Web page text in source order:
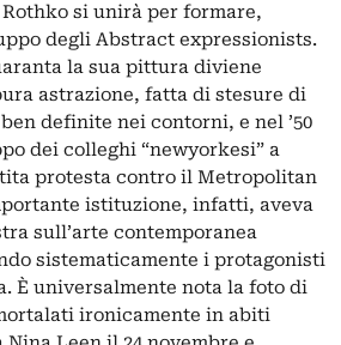
si unirà per formare,
degli Abstract expressionists.
la sua pittura diviene
astrazione, fatta di stesure di
definite nei contorni, e nel ’50
dei colleghi “newyorkesi” a
protesta contro il Metropolitan
istituzione, infatti, aveva
sull’arte contemporanea
sistematicamente i protagonisti
È universalmente nota la foto di
ironicamente in abiti